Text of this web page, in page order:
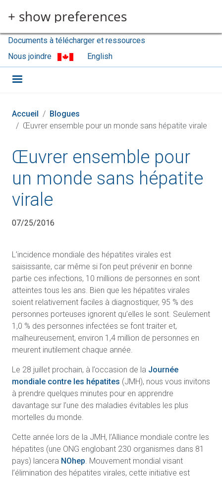
+ show preferences
Documents à télécharger et ressources
Nous joindre
English
Accueil
Blogues
Œuvrer ensemble pour un monde sans hépatite virale
Œuvrer ensemble pour
un monde sans hépatite
virale
07/25/2016
L’incidence mondiale des hépatites virales est
saisissante, car même si l’on peut prévenir en bonne
partie ces infections, 10 millions de personnes en sont
atteintes tous les ans. Bien que les hépatites virales
soient relativement faciles à diagnostiquer, 95 % des
personnes porteuses ignorent qu’elles le sont. Seulement
1,0 % des personnes infectées se font traiter et,
malheureusement, environ 1,4 million de personnes en
meurent inutilement chaque année.
Le 28 juillet prochain, à l’occasion de la Journée
mondiale contre les hépatites (JMH), nous vous invitons
à prendre quelques minutes pour en apprendre
davantage sur l’une des maladies évitables les plus
mortelles du monde.
Cette année lors de la JMH, l’Alliance mondiale contre les
hépatites (une ONG englobant 230 organismes dans 81
pays) lancera NOhep. Mouvement mondial visant
l’élimination des hépatites virales, cette initiative est